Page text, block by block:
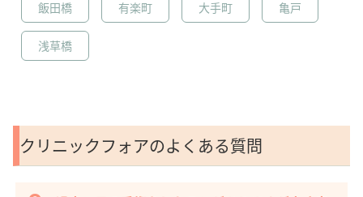
飯田橋 有楽町 大手町 亀戸
浅草橋
クリニックフォアのよくある質問